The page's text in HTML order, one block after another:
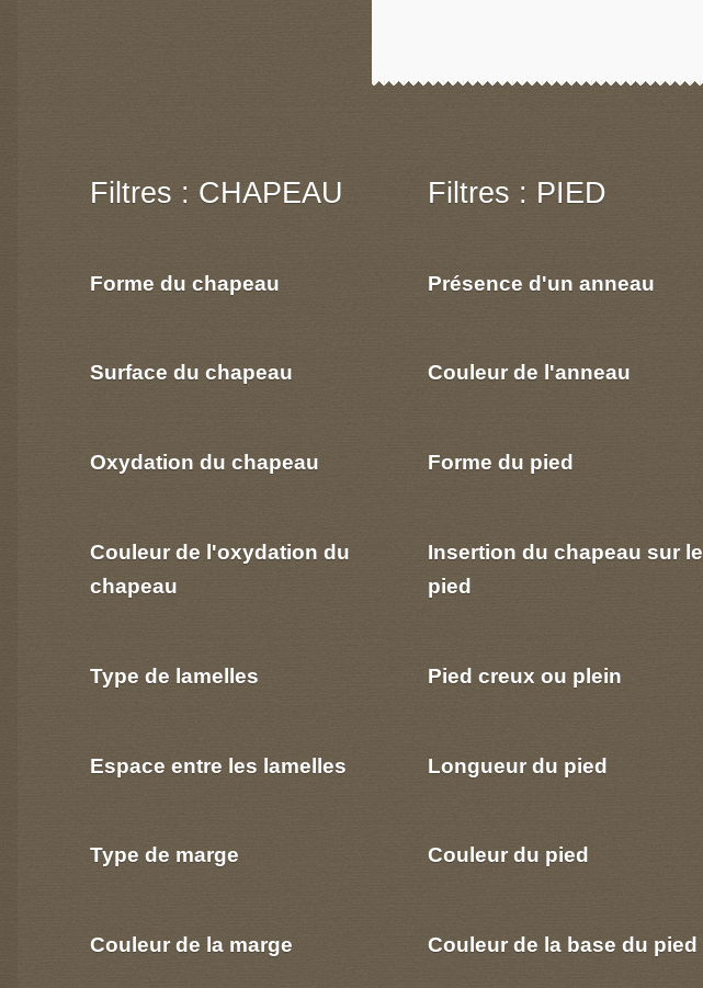
Filtres : CHAPEAU
Forme du chapeau
Surface du chapeau
Oxydation du chapeau
Couleur de l'oxydation du
chapeau
Type de lamelles
Espace entre les lamelles
Type de marge
Couleur de la marge
Filtres : PIED
Présence d'un anneau
Couleur de l'anneau
Forme du pied
Insertion du chapeau sur le
pied
Pied creux ou plein
Longueur du pied
Couleur du pied
Couleur de la base du pied